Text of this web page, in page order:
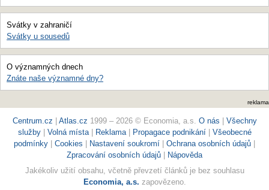
Svátky v zahraničí
Svátky u sousedů
O významných dnech
Znáte naše významné dny?
reklama
Centrum.cz Atlas.cz 1999 – 2026 © Economia, a.s. O nás
Všechny
služby
Volná místa| Reklama Propagace podnikání| Všeobecné
podmínky
Cookies Nastavení soukromí Ochrana osobních údajů
Zpracování osobních údajů
Nápověda
Jakékoliv užití obsahu, včetně převzetí článků je bez souhlasu
Economia, a.s. zapovězeno.